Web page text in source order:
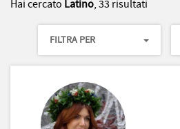
Hai cercato Latino, 33 risultati
FILTRA PER